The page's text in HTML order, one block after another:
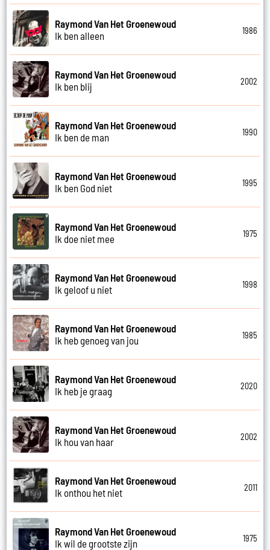
Raymond Van Het Groenewoud
Ik ben alleen
1986
Raymond Van Het Groenewoud
Ik ben blij
2002
Raymond Van Het Groenewoud
Ik ben de man
1990
Raymond Van Het Groenewoud
Ik ben God niet
1995
Raymond Van Het Groenewoud
Ik doe niet mee
1975
Raymond Van Het Groenewoud
Ik geloof u niet
1998
Raymond Van Het Groenewoud
Ik heb genoeg van jou
1985
Raymond Van Het Groenewoud
Ik heb je graag
2020
Raymond Van Het Groenewoud
Ik hou van haar
2002
Raymond Van Het Groenewoud
Ik onthou het niet
2011
Raymond Van Het Groenewoud
Ik wil de grootste zijn
1975